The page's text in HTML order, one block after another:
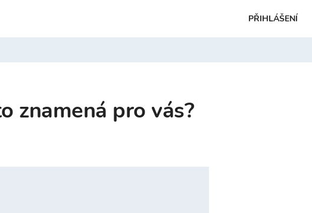
PŘIHLÁŠENÍ
znamená pro vás?